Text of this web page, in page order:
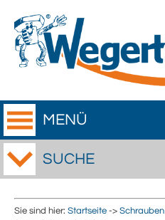
MENÜ
SUCHE
Sie sind hier: Startseite -> Schrauben